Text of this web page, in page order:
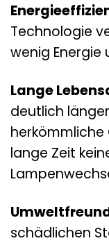
Technologie
wenig Energie
Lange
deutlich
herkömmliche
lange Zeit
schädlichen